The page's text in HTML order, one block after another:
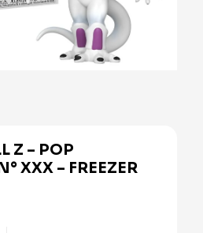
Z – POP
XXX – FREEZER